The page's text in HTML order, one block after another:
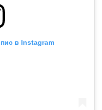
в Instagram